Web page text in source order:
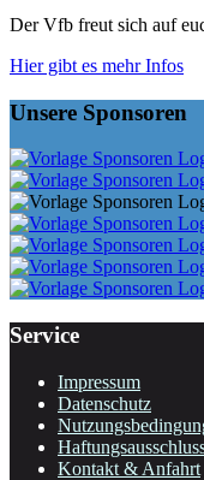
Der Vfb freut sich auf
Hier gibt es mehr Infos
Unsere Sponsoren
Service
Impressum
Datenschutz
Kontakt & Anfahrt